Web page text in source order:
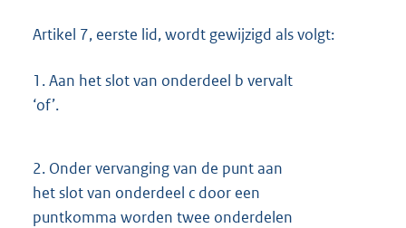
Artikel 7, eerste lid, wordt gewijzigd als volgt:
1.Aan het slot van onderdeel b vervalt
‘of’.
2. Onder vervanging van de punt aan
het slot van onderdeel c door een
puntkomma worden twee onderdelen